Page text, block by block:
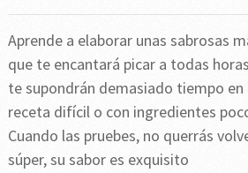
Aprende a elaborar unas sabrosas
que te encantará picar a todas
te supondrán demasiado tiempo en
receta difícil o con ingredientes
Cuando las pruebes, no querrás
súper, su sabor es exquisito